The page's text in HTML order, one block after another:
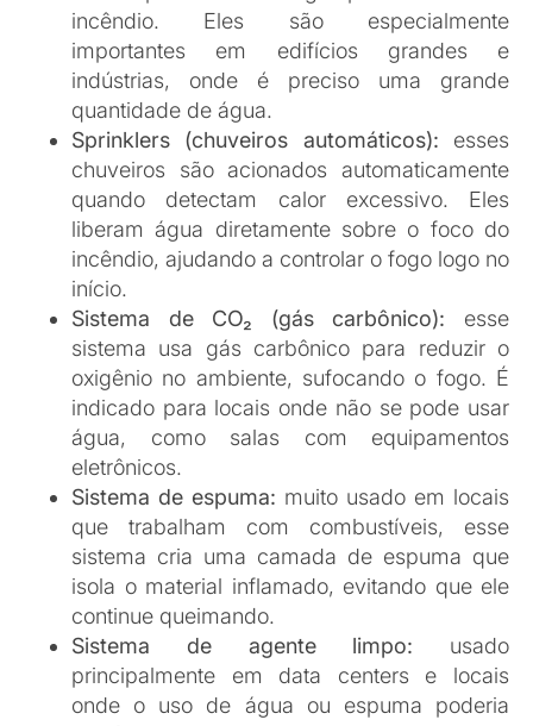
Sistema de agente limpo:usado
principalmente em data centers e locais
onde o uso de água ou espuma poderia
danificar equipamentos. Esse sistema utiliza
gases que não deixam resíduos e são
seguros para áreas com tecnologia sensível.
Sistemas portáteis
Os sistemas portáteis, como o próprio nome diz,
podem ser levados até o foco do incêndio. Entre
eles, os mais comuns são:
Extintores de incêndio: cada extintor é
indicado para diferentes tipos de fogo (como
os causados por papel, madeira,
eletricidade, etc.). É fundamental que os
extintores estejam sempre bem distribuídos
e em locais visíveis.
Mangueiras de incêndio:elas precisam estar
conectadas aos hidrantes e são usadas para
combater incêndios de maior porte. As
mangueiras são acionadas manualmente e
exigem um pouco mais de habilidade para
serem manuseadas, mas são eficientes em